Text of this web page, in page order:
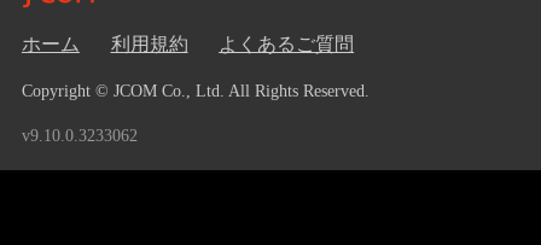
ホーム 利用規約 よくあるご質問
Copyright © JCOM Co., Ltd. All Rights Reserved.
v9.10.0.3233062